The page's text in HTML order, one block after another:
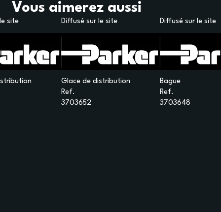
Vous aimerez aussi
site Diffusé sur le site
Glace de distribution
Ref.
3703652
Diffusé sur le site
Bague
Ref.
3703648